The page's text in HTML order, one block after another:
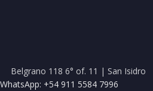
Belgrano 118 6° of. 11 | San Isidro
WhatsApp: +54 911 5584 7996